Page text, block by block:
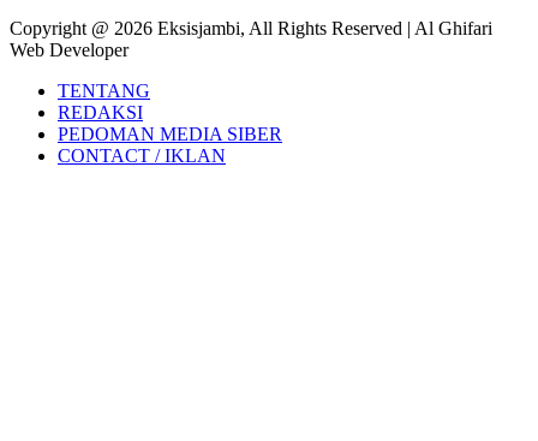
Copyright @ 2026 Eksisjambi, All Rights Reserved | Al Ghifari
Web Developer
TENTANG
REDAKSI
PEDOMAN MEDIA SIBER
CONTACT / IKLAN